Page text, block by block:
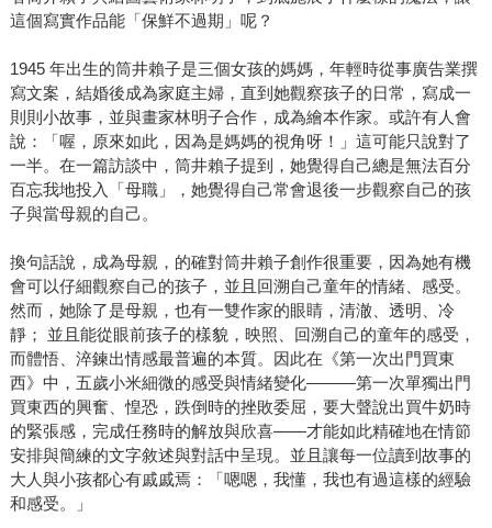
這個寫實作品能「保鮮不過期」呢？
1945 年出生的筒井賴子是三個女孩的媽媽，年輕時從事廣告業撰
寫文案，結婚後成為家庭主婦，直到她觀察孩子的日常，寫成一
則則小故事，並與畫家林明子合作，成為繪本作家。或許有人會
說：「喔，原來如此，因為是媽媽的視角呀！」這可能只說對了
一半。在一篇訪談中，筒井賴子提到，她覺得自己總是無法百分
百忘我地投入「母職」，她覺得自己常會退後一步觀察自己的孩
子與當母親的自己。
換句話說，成為母親，的確對筒井賴子創作很重要，因為她有機
會可以仔細觀察自己的孩子，並且回溯自己童年的情緒、感受。
然而，她除了是母親，也有一雙作家的眼睛，清澈、透明、冷
靜； 並且能從眼前孩子的樣貌，映照、回溯自己的童年的感受，
而體悟、淬鍊出情感最普遍的本質。因此在《第一次出門買東
西》中，五歲小米細微的感受與情緒變化———第一次單獨出門
買東西的興奮、惶恐，跌倒時的挫敗委屈，要大聲說出買牛奶時
的緊張感，完成任務時的解放與欣喜——才能如此精確地在情節
安排與簡練的文字敘述與對話中呈現。並且讓每一位讀到故事的
大人與小孩都心有戚戚焉：「嗯嗯，我懂，我也有過這樣的經驗
和感受。」